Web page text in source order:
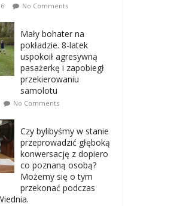
No Comments
Mały bohater na
pokładzie. 8-latek
uspokoił agresywną
pasażerkę i zapobiegł
przekierowaniu
samolotu
No Comments
Czy bylibyśmy w stanie
przeprowadzić głęboką
konwersację z dopiero
co poznaną osobą?
Możemy się o tym
przekonać podczas